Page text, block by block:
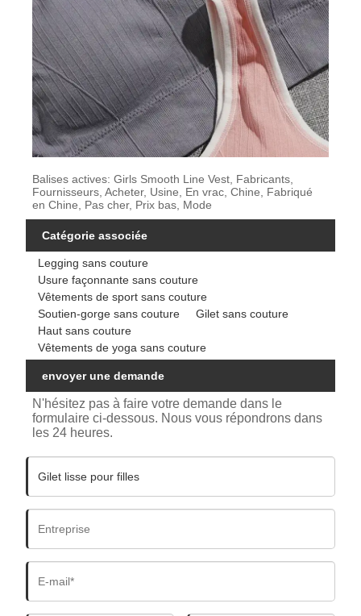
Balises actives: Girls Smooth Line Vest, Fabricants,
Fournisseurs, Acheter, Usine, En vrac, Chine, Fabriqué
en Chine, Pas cher, Prix bas, Mode
Catégorie associée
Legging sans couture
Usure façonnante sans couture
Vêtements de sport sans couture
Soutien-gorge sans couture
Gilet sans couture
Haut sans couture
Vêtements de yoga sans couture
envoyer une demande
N'hésitez pas à faire votre demande dans le
formulaire ci-dessous. Nous vous répondrons dans
les 24 heures.